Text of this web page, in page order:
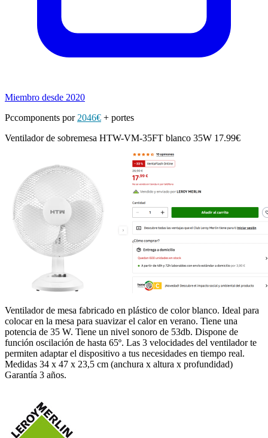
Miembro desde 2020
Pccomponents por 2046€ + portes
Ventilador de sobremesa HTW-VM-35FT blanco 35W 17.99€
Ventilador de mesa fabricado en plástico de color blanco. Ideal para
colocar en la mesa para suavizar el calor en verano. Tiene una
potencia de 35 W. Tiene un nivel sonoro de 53db. Dispone de
función oscilación de hasta 65º. Las 3 velocidades del ventilador te
permiten adaptar el dispositivo a tus necesidades en tiempo real.
Medidas 34 x 47 x 23,5 cm (anchura x altura x profundidad)
Garantía 3 años.